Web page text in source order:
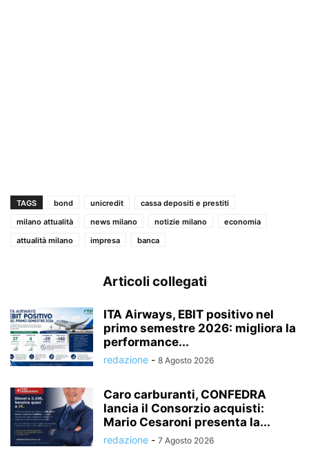
TAGS bond unicredit
cassa depositi e prestiti
milano attualità
news milano notizie milano
economia
attualità milano
impresa banca
Articoli collegati
ITA Airways, EBIT positivo nel
primo semestre 2026: migliora la
performance...
redazione - 8 Agosto 2026
Caro carburanti, CONFEDRA
lancia il Consorzio acquisti:
Mario Cesaroni presenta la...
redazione - 7 Agosto 2026